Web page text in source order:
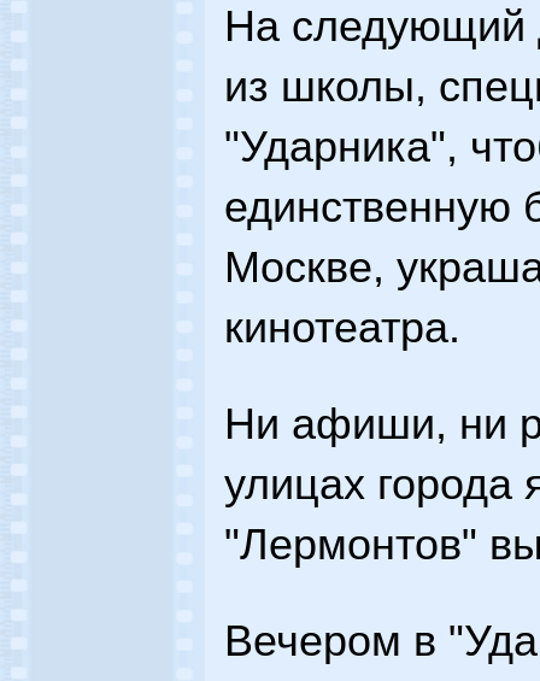
На следующий
из школы,
"Ударника",
единственную
Москве,
кинотеатра.
Ни афиши, ни
улицах города
"Лермонтов"
Вечером в